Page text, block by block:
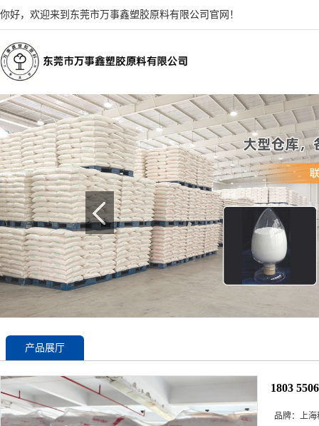
你好，欢迎来到东莞市万事鑫塑胶原料有限公司官网！
产品展厅
1803
品牌：
上